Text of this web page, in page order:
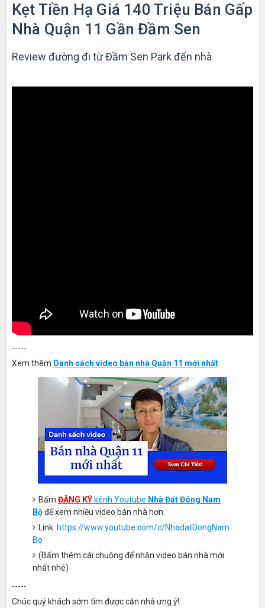
Kẹt Tiền Hạ Giá 140 Triệu Bán Gấp
Nhà Quận 11 Gần Đầm Sen
Review đường đi từ Đầm Sen Park đến nhà
-----
Xem thêm Danh sách video bán nhà Quận 11 mới nhất:
Bấm ĐĂNG KÝ kênh Youtube Nhà Đất Đông Nam
Bộđể xem nhiều video bán nhà hơn.
Link: https://www.youtube.com/c/NhadatDongNam
Bo
(Bấm thêm cái chuông để nhận video bán nhà mới
nhất nhé)
-----
Chúc quý khách sớm tìm được căn nhà ưng ý!